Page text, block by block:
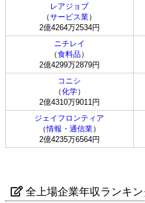
レアジョブ
（サービス業）
2億4264万2534円
ニチレイ
（食料品 ）
2億4299万2879円
コニシ
（化学）
2億4310万9011円
ジェイフロンティア
（情報・通信業）
2億4235万6564円
全上場企業年収ランキ